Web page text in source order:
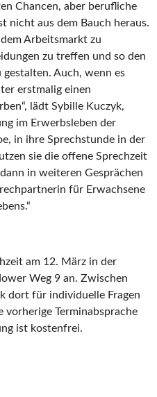
Chancen, aber berufliche
nicht aus dem Bauch heraus.
Arbeitsmarkt zu
zu treffen und so den
Auch, wenn es
erstmalig einen
lädt Sybille Kuczyk,
im Erwerbsleben der
in ihre Sprechstunde in der
sie die offene Sprechzeit
in weiteren Gesprächen
für Erwachsene
am 12. März in der
Weg 9 an. Zwischen
dort für individuelle Fragen
vorherige Terminabsprache
ist kostenfrei.